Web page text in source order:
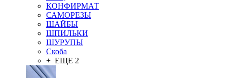
КОНФИРМАТ
САМОРЕЗЫ
ШАЙБЫ
ШПИЛЬКИ
ШУРУПЫ
Скоба
+ ЕЩЕ 2